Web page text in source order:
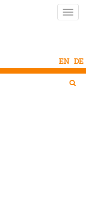
